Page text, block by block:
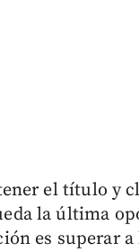
el título y
la última
es superar